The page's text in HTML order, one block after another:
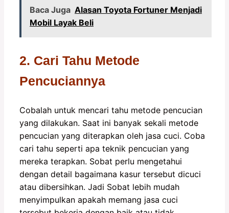
Baca Juga Alasan Toyota Fortuner Menjadi
Mobil Layak Beli
2. Cari Tahu Metode
Pencuciannya
Cobalah untuk mencari tahu metode pencucian
yang dilakukan. Saat ini banyak sekali metode
pencucian yang diterapkan oleh jasa cuci. Coba
cari tahu seperti apa teknik pencucian yang
mereka terapkan. Sobat perlu mengetahui
dengan detail bagaimana kasur tersebut dicuci
atau dibersihkan. Jadi Sobat lebih mudah
menyimpulkan apakah memang jasa cuci